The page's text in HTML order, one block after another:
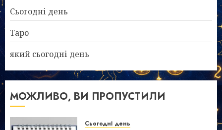
Сьогодні день
Таро
який сьогодні день
МОЖЛИВО, ВИ ПРОПУСТИЛИ
Сьогодні день